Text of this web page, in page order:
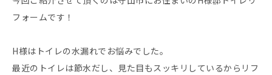
フォームです！
H様はトイレの水漏れでお悩みでした。
最近のトイレは節水だし、見た目もスッキリしているからリフ